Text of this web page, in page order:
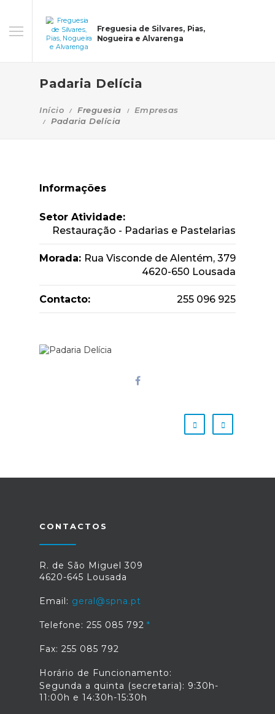
Freguesia de Silvares, Pias,
Nogueira e Alvarenga
Padaria Delícia
Início Freguesia
Empresas
Padaria Delícia
Informações
Setor Atividade:
Restauração - Padarias e Pastelarias
Morada: Rua Visconde de Alentém, 379
4620-650 Lousada
Contacto: 255 096 925
CONTACTOS
R. de São Miguel 309
4620-645 Lousada
Email: geral@spna.pt
Telefone: 255 085 792
Fax: 255 085 792
Horário de Funcionamento:
Segunda a quinta (secretaria): 9:30h-
11:00h e 14:30h-15:30h